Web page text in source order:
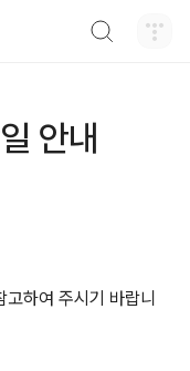
안내
하여 주시기 바랍니